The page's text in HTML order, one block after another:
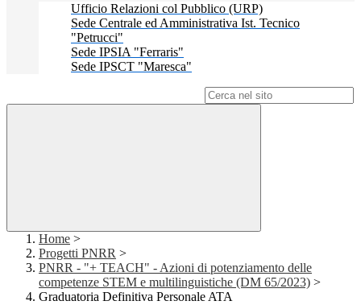
Ufficio Relazioni col Pubblico (URP)
Sede Centrale ed Amministrativa Ist. Tecnico
"Petrucci"
Sede IPSIA "Ferraris"
Sede IPSCT "Maresca"
Home >
Progetti PNRR >
PNRR - "+ TEACH" - Azioni di potenziamento delle
competenze STEM e multilinguistiche (DM 65/2023) >
Graduatoria Definitiva Personale ATA